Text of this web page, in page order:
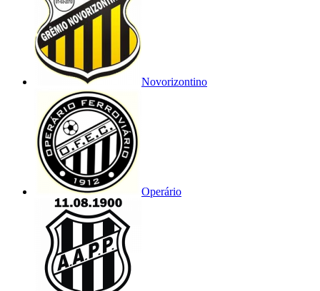
Novorizontino
Operário